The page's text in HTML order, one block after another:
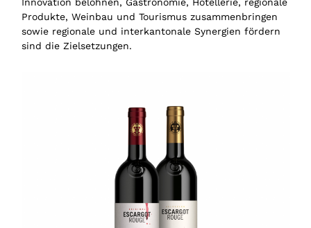
Produkte, Weinbau und Tourismus zusammenbringen
sowie regionale und interkantonale Synergien fördern
sind die Zielsetzungen.